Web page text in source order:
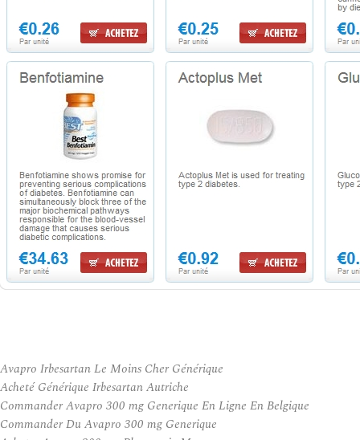
Avapro Irbesartan Le Moins Cher Générique
Acheté Générique Irbesartan Autriche
Commander Avapro 300 mg Generique En Ligne En Belgique
Commander Du Avapro 300 mg Generique